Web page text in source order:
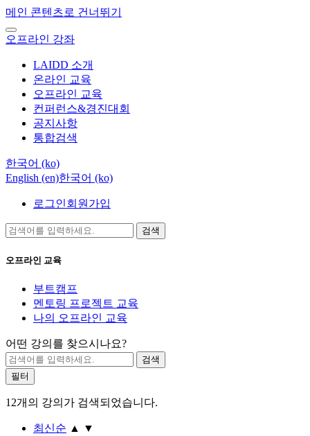
메인 콘텐츠로 건너뛰기
오프라인 강좌
LAIDD 소개
온라인 교육
오프라인 교육
컨퍼런스&경진대회
공지사항
통합검색
한국어 ‎(ko)‎
English ‎(en)‎한국어 ‎(ko)‎
로그인회원가입
검색
오프라인 교육
부트캠프
멘토링 프로젝트 교육
나의 오프라인 교육
어떤 강의를 찾으시나요?
필터
12개 의 강의가 검색되었습니다.
최신순 ▲
▼